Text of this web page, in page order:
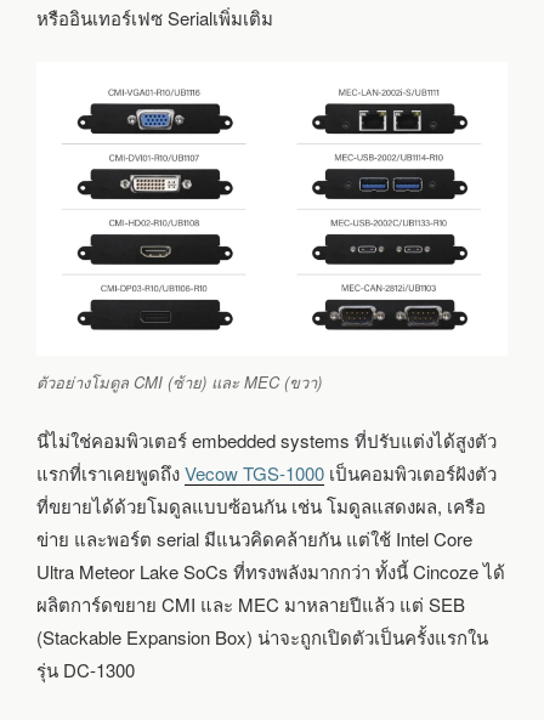
หรืออินเทอร์เฟซ Serialเพิ่มเติม
ตัวอย่างโมดูล CMI (ซ้าย) และ MEC (ขวา)
นี่ไม่ใช่คอมพิวเตอร์ embedded systems ที่ปรับแต่งได้สูงตัว
แรกที่เราเคยพูดถึงVecow TGS-1000 เป็นคอมพิวเตอร์ฝังตัว
ที่ขยายได้ด้วยโมดูลแบบซ้อนกัน เช่น โมดูลแสดงผล, เครือ
ข่าย และพอร์ต serial มีแนวคิดคล้ายกัน แต่ใช้ Intel Core
Ultra Meteor Lake SoCs ที่ทรงพลังมากกว่า ทั้งนี้ Cincoze ได้
ผลิตการ์ดขยาย CMI และ MEC มาหลายปีแล้ว แต่ SEB
(Stackable Expansion Box) น่าจะถูกเปิดตัวเป็นครั้งแรกใน
รุ่น DC-1300